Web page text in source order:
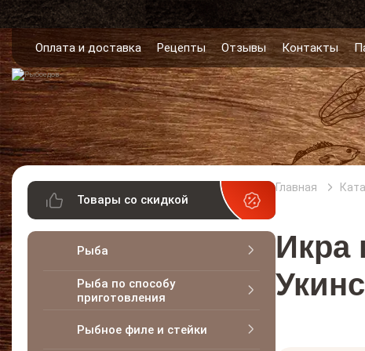
Оплата и доставка Рецепты Отзывы Контакты
Товары со скидкой
Рыба
Рыба по способу
приготовления
Рыбное филе и стейки
Главная
Икра